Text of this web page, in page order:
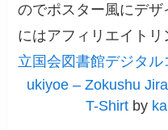
のでポスター風にデ
にはアフィリエイトリ
立国会図書館デジタル
ukiyoe – Zokushu
T-Shirt by